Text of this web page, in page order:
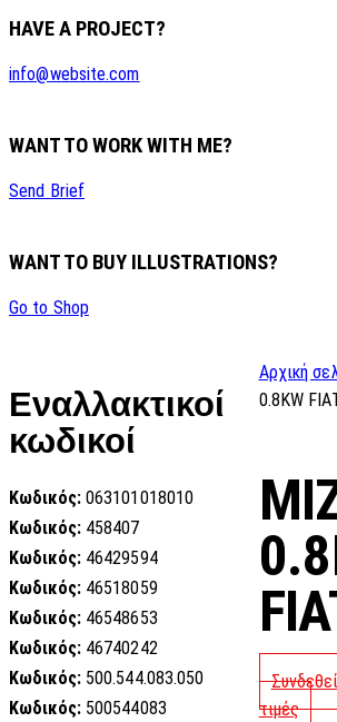
HAVE A PROJECT?
info@website.com
WANT TO WORK WITH ME?
Send Brief
WANT TO BUY ILLUSTRATIONS?
Go to Shop
Αρχική
0.8KW
τιμές
Εναλλακτικοί
κωδικοί
Κωδικός: 063101018010
Κωδικός: 458407
Κωδικός: 46429594
Κωδικός: 46518059
Κωδικός: 46548653
Κωδικός: 46740242
Κωδικός: 500.544.083.050
Κωδικός: 500544083